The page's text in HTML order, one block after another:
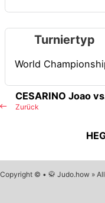
Turniertyp
World
Zurück
CESARINO Joao
Copyright © • 🥋 Judo.how »